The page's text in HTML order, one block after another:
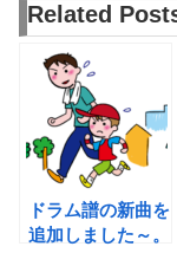
Related
ドラム譜の新曲を
追加しました～。